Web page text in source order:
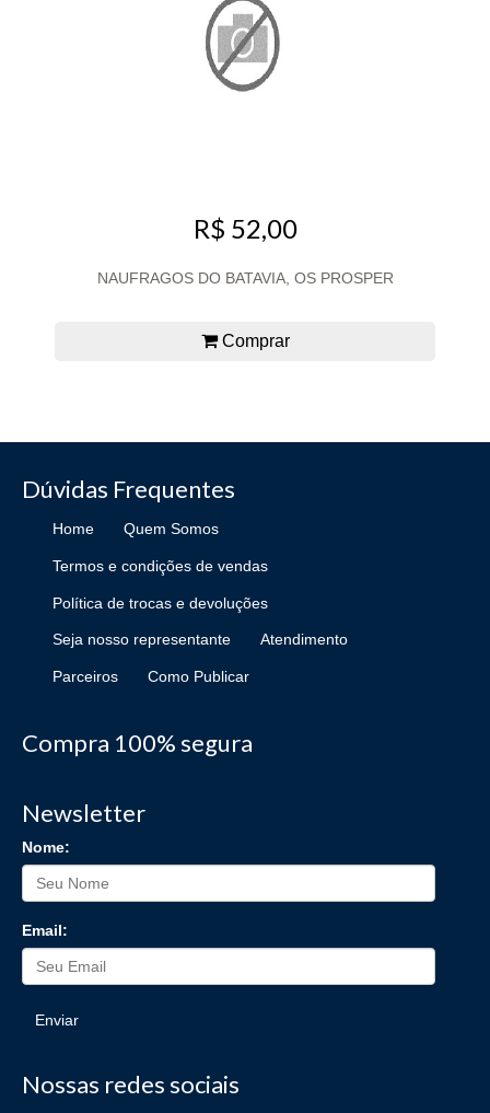
R$ 52,00
NAUFRAGOS DO BATAVIA, OS PROSPER
Comprar
Dúvidas Frequentes
Home Quem Somos
Termos e condições de vendas
Política de trocas e devoluções
Seja nosso representante Atendimento
Parceiros Como Publicar
Compra 100% segura
Newsletter
Nome:
Email:
Enviar
Nossas redes sociais